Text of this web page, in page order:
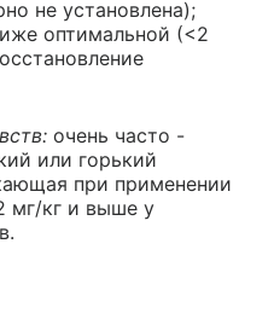
не установлена);
оптимальной (<2
очень часто -
или горький
при применении
мг/кг и выше у